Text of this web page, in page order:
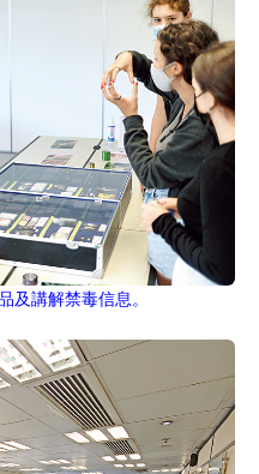
及講解禁毒信息。